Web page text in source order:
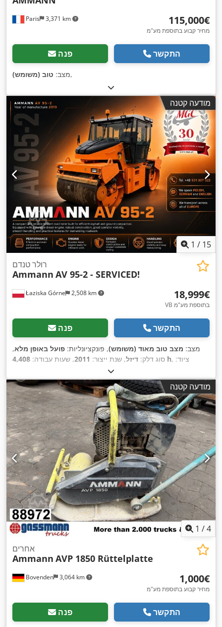
Paris 3,371 km ‏115,000 ‏€
מחיר קבוע בתוספת מע"מ
פנה התקשר
מצב: טוב (משומש) ,
מודעה קטנה
1 / 15
Łaziska Górne 2,508 km
רולר טנדם
Ammann AV 95-2 - SERVICED!
‏18,999 ‏€
VB בתוספת מע"מ
פנה התקשר
מצב: מצב טוב מאוד (משומש), פונקציונליות: פועל באופן מלא,
סוג דלק: דיזל, שנת ייצור: 2011, שעות עבודה: 4,408 h , ציוד:
הידראוליקה של גריפר, הנעה בכל הגלגלים, מחשב רכב, פנסים
נוספים, רמת רעש נמוכה,
מודעה קטנה
1 /4
Bovenden 3,064 km
אחרים
Ammann AVP 1850 Rüttelplatte
‏1,000 ‏€
מחיר קבוע בתוספת מע"מ
פנה התקשר